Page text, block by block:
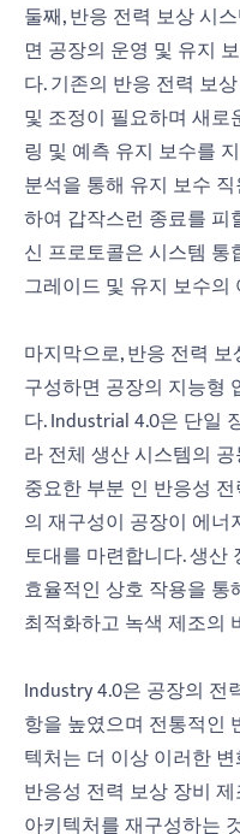
둘째, 반응 전력 보상 시
면 공장의 운영 및 유지
다. 기존의 반응 전력 보
및 조정이 필요하며 새
링 및 예측 유지 보수를
분석을 통해 유지 보수
하여 갑작스런 종료를 피
신 프로토콜은 시스템
그레이드 및 유지 보수의
마지막으로, 반응 전력
구성하면 공장의 지능형
다. Industrial 4.0은 단일
라 전체 생산 시스템의
중요한 부분 인 반응성
의 재구성이 공장이 에너
토대를 마련합니다. 생산
효율적인 상호 작용을
최적화하고 녹색 제조의
Industry 4.0은 공장의 전
항을 높였으며 전통적인
텍처는 더 이상 이러한
반응성 전력 보상 장비
아키텍처를 재구성하는